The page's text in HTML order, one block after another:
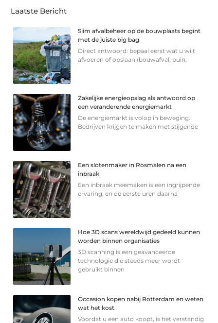
Laatste Bericht
Slim afvalbeheer op de bouwplaats begint
met de juiste big bag
Direct antwoord: bepaal eerst wat u wilt
afvoeren of opslaan (bouwafval, puin,
Zakelijke energieopslag als antwoord op
een veranderende energiemarkt
De energiemarkt is volop in beweging.
Bedrijven krijgen te maken met stijgende
Een slotenmaker in Rosmalen na een
inbraak
Een inbraak meemaken is een ingrijpende
ervaring, en de eerste uren daarna
Hoe 3D scans wereldwijd gedeeld kunnen
worden binnen organisaties
3D scanning is een geavanceerde
technologie die steeds meer wordt
gebruikt binnen
Occasion kopen nabij Rotterdam en weten
wat het kost
Voordat u een auto koopt, is het verstandig